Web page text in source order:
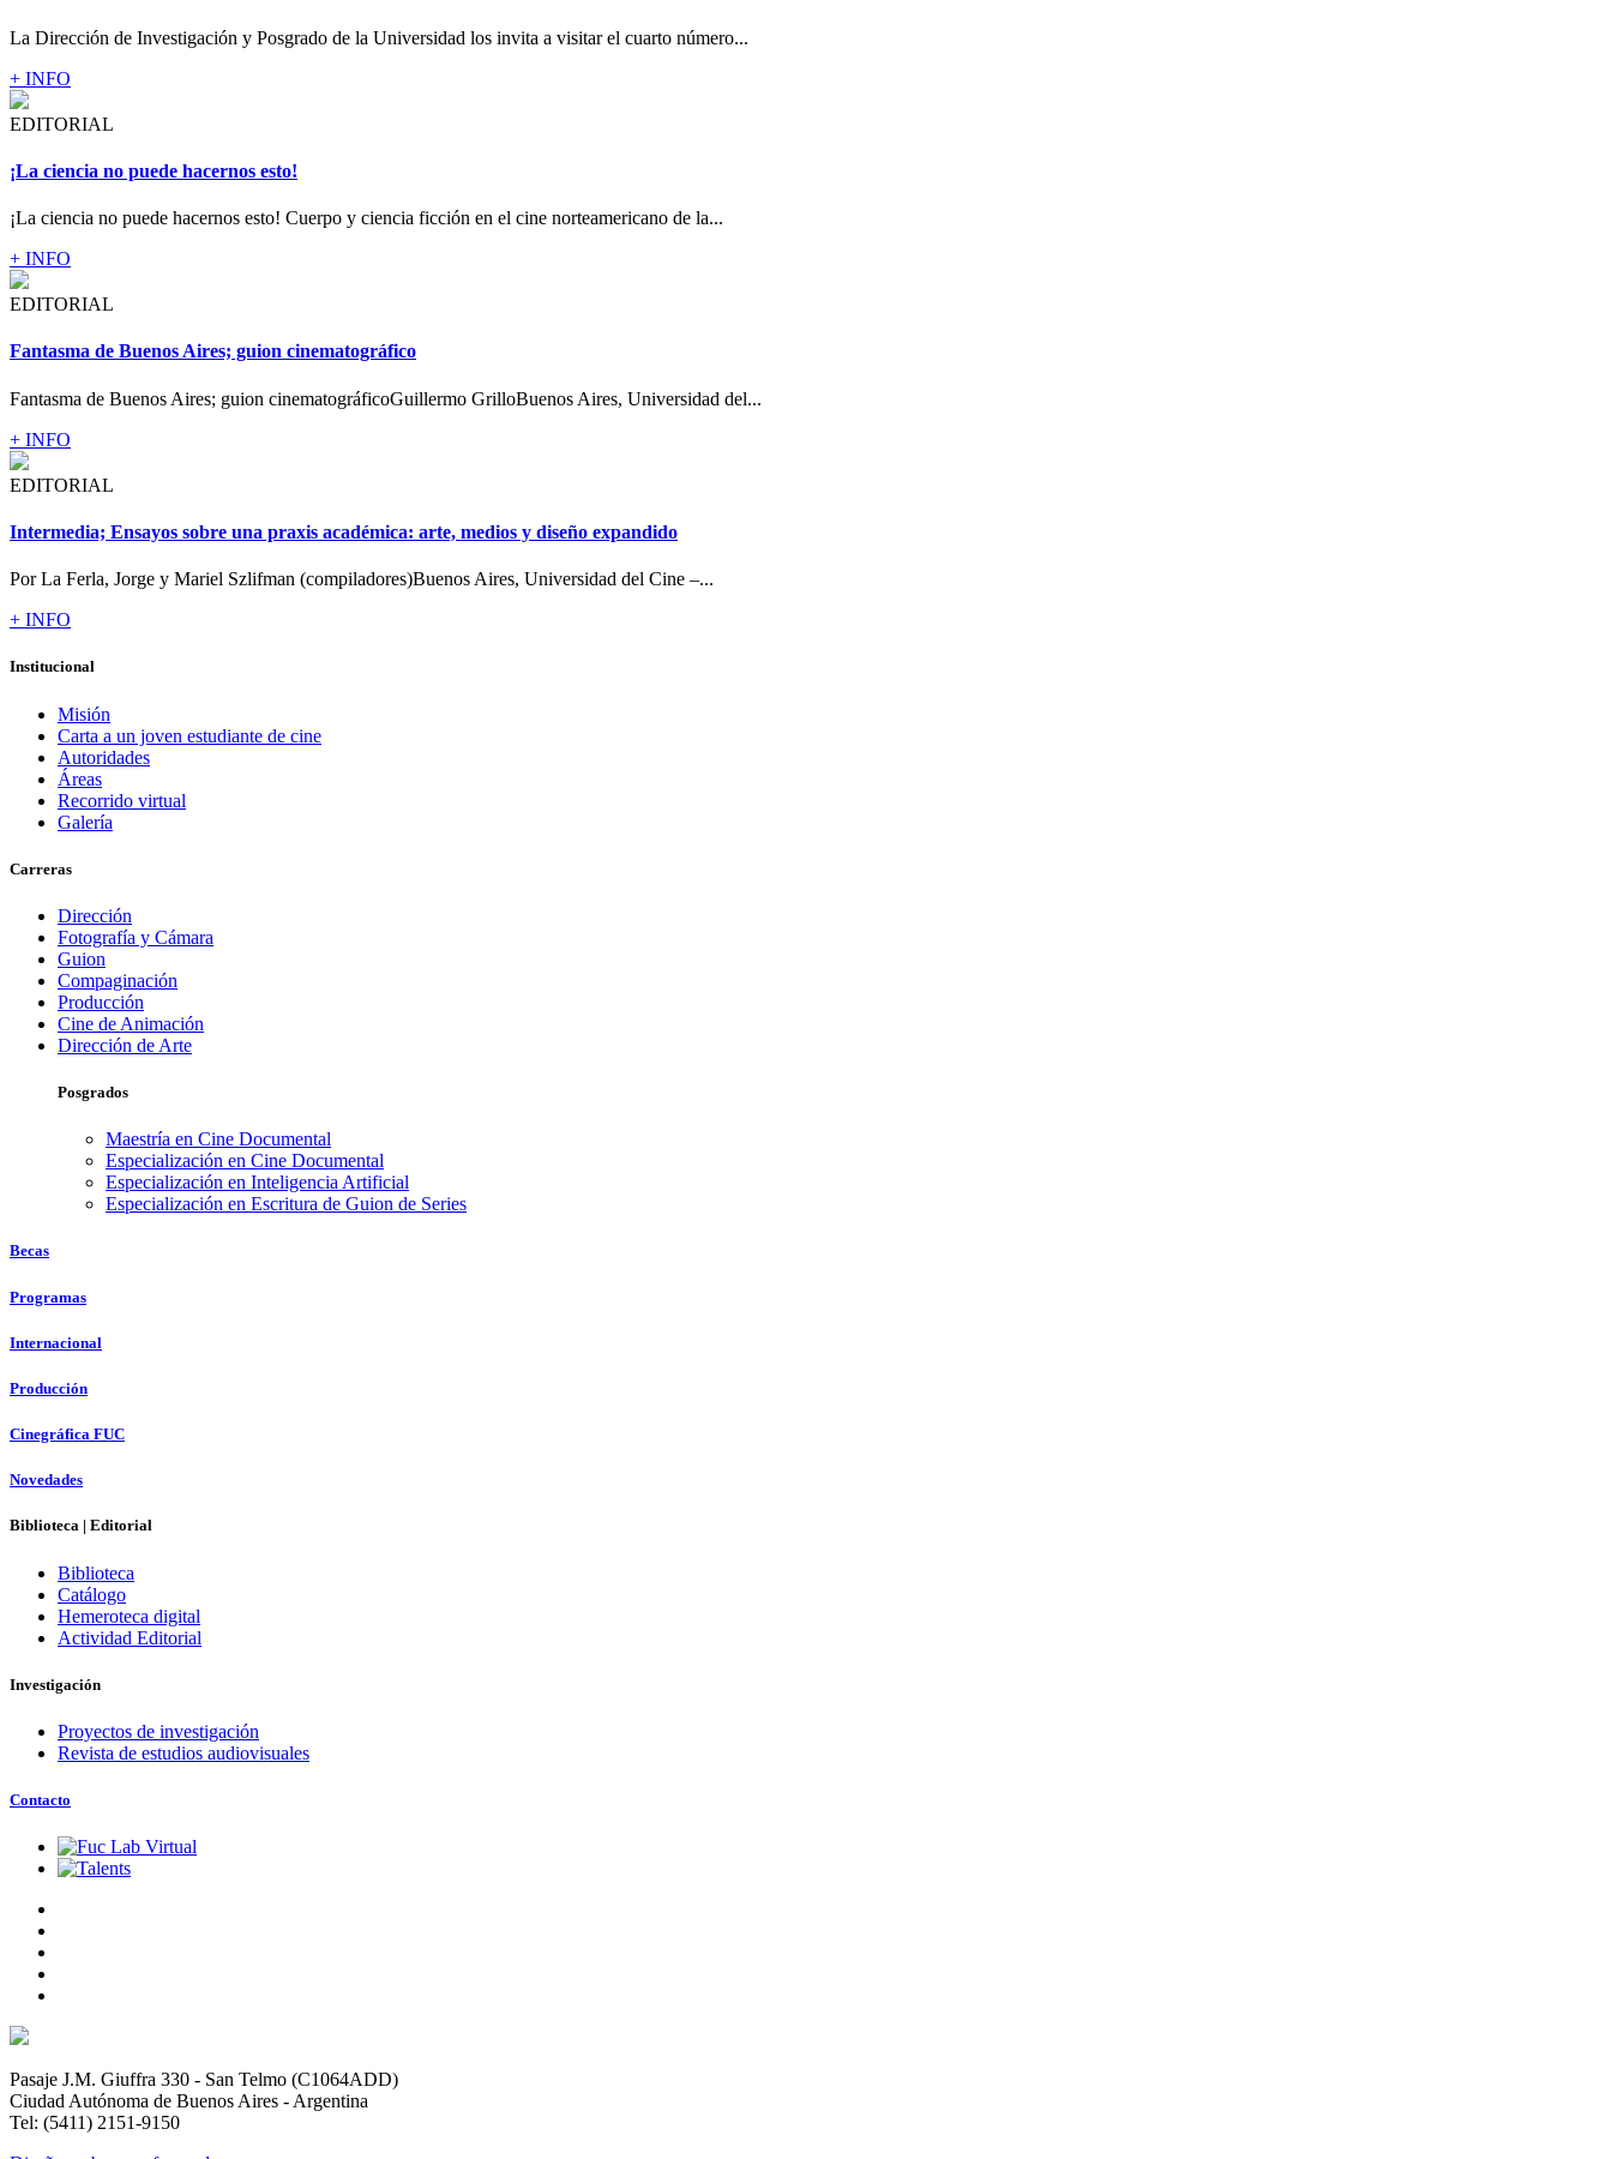
La Dirección de Investigación y Posgrado de la Universidad los invita a visitar el cuarto número...
+ INFO
EDITORIAL
¡La ciencia no puede hacernos esto!
¡La ciencia no puede hacernos esto! Cuerpo y ciencia ficción en el cine norteamericano de la...
+ INFO
EDITORIAL
Fantasma de Buenos Aires; guion cinematográfico
Fantasma de Buenos Aires; guion cinematográficoGuillermo GrilloBuenos Aires, Universidad del...
+ INFO
EDITORIAL
Intermedia; Ensayos sobre una praxis académica: arte, medios y diseño expandido
Por La Ferla, Jorge y Mariel Szlifman (compiladores)Buenos Aires, Universidad del Cine –...
+ INFO
Institucional
Misión
Carta a un joven estudiante de cine
Autoridades
Áreas
Recorrido virtual
Galería
Carreras
Dirección
Fotografía y Cámara
Guion
Compaginación
Producción
Cine de Animación
Dirección de Arte
Posgrados
Maestría en Cine Documental
Especialización en Cine Documental
Especialización en Inteligencia Artificial
Especialización en Escritura de Guion de Series
Becas
Programas
Internacional
Producción
Cinegráfica FUC
Novedades
Biblioteca | Editorial
Biblioteca
Catálogo
Hemeroteca digital
Actividad Editorial
Investigación
Proyectos de investigación
Revista de estudios audiovisuales
Contacto
Pasaje J.M. Giuffra 330 - San Telmo (C1064ADD)
Ciudad Autónoma de Buenos Aires - Argentina
Tel: (5411) 2151-9150